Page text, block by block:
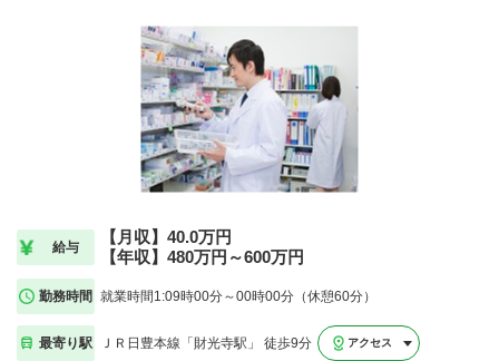
給与
【月収】40.0万円
【年収】480万円～600万円
勤務時間 就業時間1:09時00分～00時00分（休憩60分）
最寄り駅 ＪＲ日豊本線「財光寺駅」 徒歩9分 アクセス